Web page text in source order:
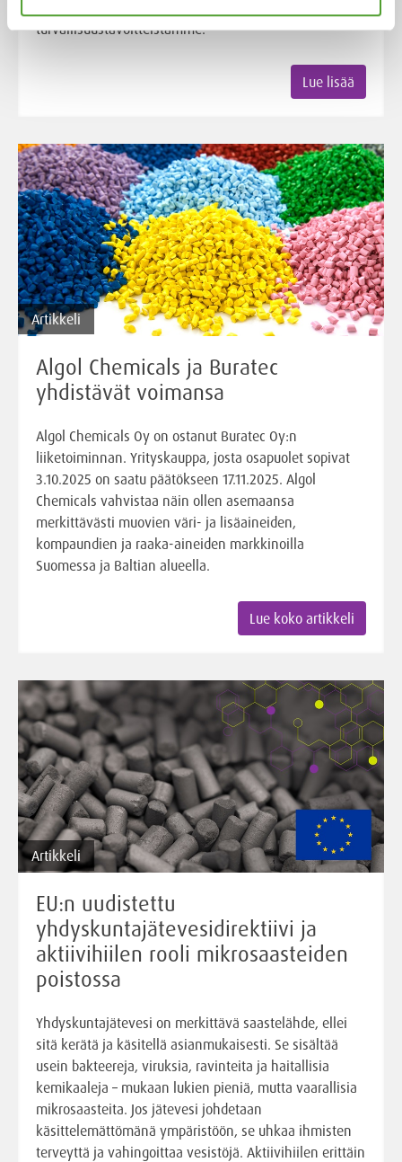
turvallisuustavoitteistamme.
Lue lisää
Artikkeli
Algol Chemicals ja Buratec
yhdistävät voimansa
Algol Chemicals Oy on ostanut Buratec Oy:n
liiketoiminnan. Yrityskauppa, josta osapuolet sopivat
3.10.2025 on saatu päätökseen 17.11.2025. Algol
Chemicals vahvistaa näin ollen asemaansa
merkittävästi muovien väri- ja lisäaineiden,
kompaundien ja raaka-aineiden markkinoilla
Suomessa ja Baltian alueella.
Lue koko artikkeli
Artikkeli
EU:n uudistettu
yhdyskuntajätevesidirektiivi ja
aktiivihiilen rooli mikrosaasteiden
poistossa
Yhdyskuntajätevesi on merkittävä saastelähde, ellei
sitä kerätä ja käsitellä asianmukaisesti. Se sisältää
usein bakteereja, viruksia, ravinteita ja haitallisia
kemikaaleja – mukaan lukien pieniä, mutta vaarallisia
mikrosaasteita. Jos jätevesi johdetaan
käsittelemättömänä ympäristöön, se uhkaa ihmisten
terveyttä ja vahingoittaa vesistöjä. Aktiivihiilen erittäin